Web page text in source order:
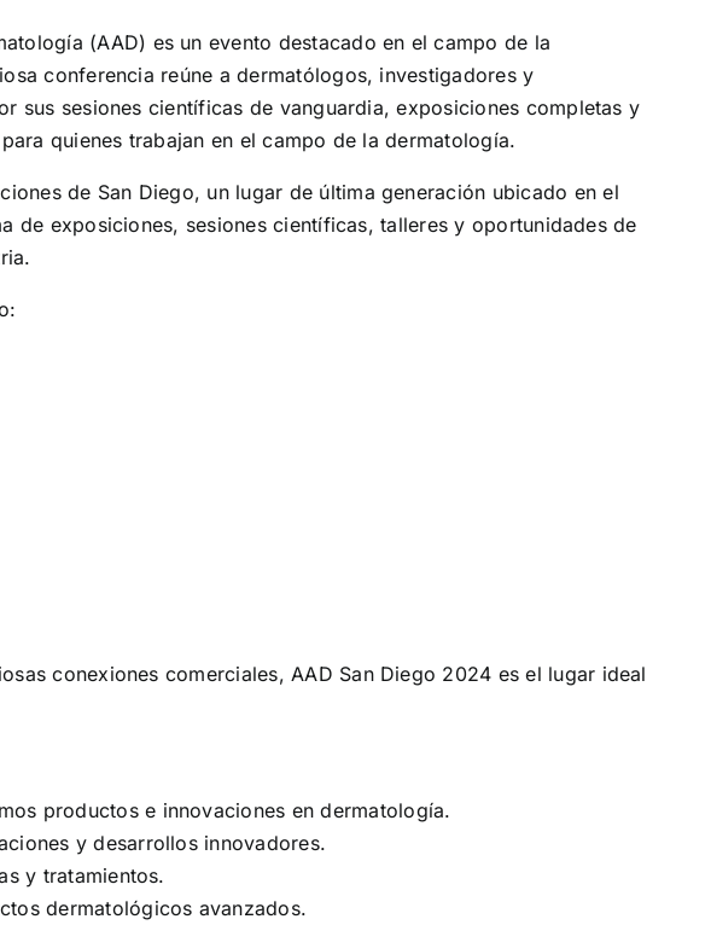
(AAD) es un evento destacado en el campo de la
conferencia reúne a dermatólogos, investigadores y
sus sesiones científicas de vanguardia, exposiciones completas y
quienes trabajan en el campo de la dermatología.
de San Diego, un lugar de última generación ubicado en el
de exposiciones, sesiones científicas, talleres y oportunidades de
conexiones comerciales, AAD San Diego 2024 es el lugar ideal
productos e innovaciones en dermatología.
y desarrollos innovadores.
y tratamientos.
dermatológicos avanzados.